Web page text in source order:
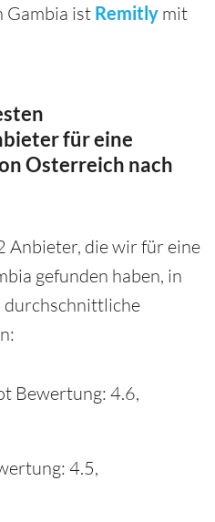
Gambia ist Remitly mit
für eine
Osterreich nach
Anbieter, die wir für eine
gefunden haben, in
durchschnittliche
Bewertung: 4.6,
4.5,